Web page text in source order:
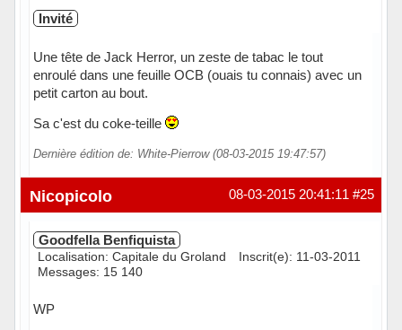
Invité
Une tête de Jack Herror, un zeste de tabac le tout
enroulé dans une feuille OCB (ouais tu connais) avec un
petit carton au bout.
Sa c'est du coke-teille
Dernière édition de: White-Pierrow (08-03-2015 19:47:57)
#25
08-03-2015 20:41:11
Nicopicolo
Goodfella Benfiquista
Localisation: Capitale du Groland
Inscrit(e): 11-03-2011
Messages: 15 140
WP